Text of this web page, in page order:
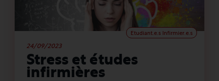
Etudiant.e.s Infirmier.e.s
24/09/2023
Stress et études
infirmières